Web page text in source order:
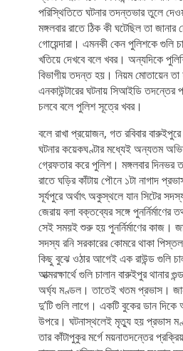
পরিস্থিতিতে ঘটনার তদন্তভার তুলে
মঙ্গলবার রাতে ঠিক কী ঘটেছিল তা জানার
গোয়েন্দারা। এমনকী কেন পুলিশকে গুলি
খতিয়ে দেখবে বলে খবর। অন্যদিকে
বিভাগীয় তদন্ত হয়। নিয়ম মোতায়েন
এনকাউন্টারের ঘটনায় সিআইডি তদন্তের
চলবে বলে পুলিশ সূত্রে খবর।
বলে রাখা প্রয়োজন, গত রবিবার
ঘটনার কয়েকঘণ্টার মধ্যেই অন্যতম
গ্রেফতার করে পুলিশ। মঙ্গলবার দিনভর
রাতে ঘড়ির কাঁটায় পৌনে ১টা নাগাদ
সূর্যপুরে অর্থাৎ অকুস্থলে যান সিটের
জেরায় বলা বক্তব্যের সঙ্গে পুনর্নির্মাণের
সেই সময়ই শুরু হয় পুনর্নির্মাণের কাজ।
সদস্য রনি সরকারের কোমরে থাকা
কিছু বুঝে ওঠার আগেই এক রাউন্ড গুলি
আত্মরক্ষার্থে গুলি চালান বারুইপুর থানার
অর্ঘ্য মণ্ডল। তাতেই খতম প্রভাস।
দু’টি গুলি লাগে। একটি বুকের ডান দিকে
উপরে। ঘটনাস্থলেই মৃত্যু হয় প্রভাস
তার কাঁটাপুকুর মর্গে ময়নাতদন্তের